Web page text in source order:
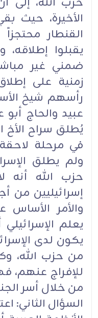
الأخيرة، حيث
القنطار محتجزاً
يقبلوا
ضمني غير
زمنية على
رأسهم شيخ
عبيد والحاج أبو
يُطلق سراح الأخ
في مرحلة
ولم يطلق
حزب الله أنه
إسرائيليين من
والأمر
يعلم
يكون لدى
من حزب الله،
للإفراج عنهم،
من خلال أسر